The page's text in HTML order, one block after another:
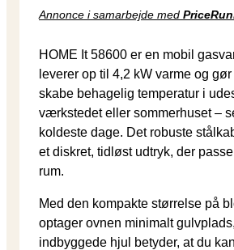
Annonce i samarbejde med
HOME It 58600 er en mobil
leverer op til 4,2 kW varme og
skabe behagelig temperatur i
værkstedet eller sommerhuset –
koldeste dage. Det robuste
et diskret, tidløst udtryk, der
rum.
Med den kompakte størrelse på
optager ovnen minimalt
indbyggede hjul betyder, at du